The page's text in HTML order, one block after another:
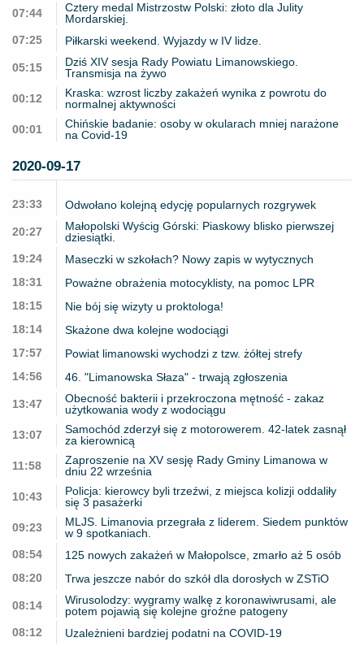
07:44
Cztery medal Mistrzostw Polski: złoto dla Julity
Mordarskiej.
07:25
Piłkarski weekend. Wyjazdy w IV lidze.
05:15
Dziś XIV sesja Rady Powiatu Limanowskiego.
Transmisja na żywo
00:12
Kraska: wzrost liczby zakażeń wynika z powrotu do
normalnej aktywności
00:01
Chińskie badanie: osoby w okularach mniej narażone
na Covid-19
2020-09-17
23:33 Odwołano kolejną edycję popularnych rozgrywek
20:27
Małopolski Wyścig Górski: Piaskowy blisko pierwszej
dziesiątki.
19:24
Maseczki w szkołach? Nowy zapis w wytycznych
18:31
Poważne obrażenia motocyklisty, na pomoc LPR
18:15
Nie bój się wizyty u proktologa!
18:14
Skażone dwa kolejne wodociągi
17:57
Powiat limanowski wychodzi z tzw. żółtej strefy
14:56
46. "Limanowska Słaza" - trwają zgłoszenia
13:47
Obecność bakterii i przekroczona mętność - zakaz
użytkowania wody z wodociągu
13:07
Samochód zderzył się z motorowerem. 42-latek zasnął
za kierownicą
11:58
Zaproszenie na XV sesję Rady Gminy Limanowa w
dniu 22 września
10:43
Policja: kierowcy byli trzeźwi, z miejsca kolizji oddaliły
się 3 pasażerki
09:23
MLJS. Limanovia przegrała z liderem. Siedem punktów
w 9 spotkaniach.
08:54
125 nowych zakażeń w Małopolsce, zmarło aż 5 osób
08:20
Trwa jeszcze nabór do szkół dla dorosłych w ZSTiO
08:14
Wirusolodzy: wygramy walkę z koronawiwrusami, ale
potem pojawią się kolejne groźne patogeny
08:12
Uzależnieni bardziej podatni na COVID-19